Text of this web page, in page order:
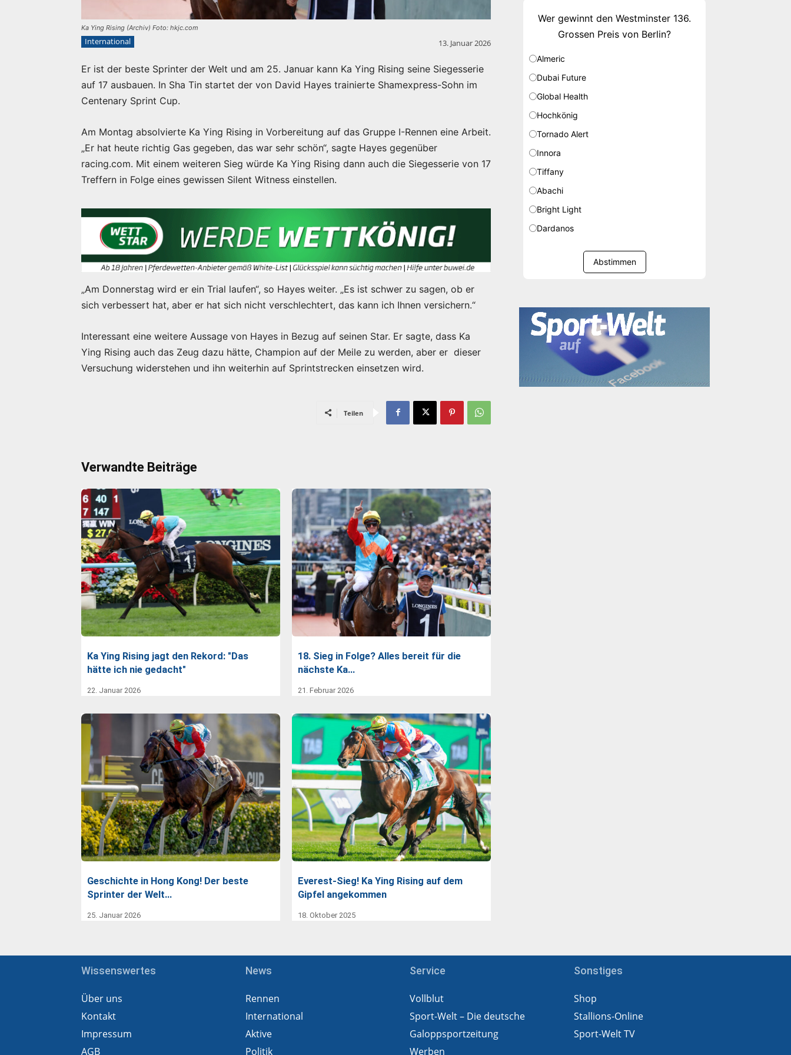
Ka Ying Rising (Archiv) Foto: hkjc.com
International 13. Januar 2026
Er ist der beste Sprinter der Welt und am 25. Januar kann Ka Ying Rising seine Siegesserie
auf 17 ausbauen. In Sha Tin startet der von David Hayes trainierte Shamexpress-Sohn im
Centenary Sprint Cup.
Am Montag absolvierte Ka Ying Rising in Vorbereitung auf das Gruppe I-Rennen eine Arbeit.
„Er hat heute richtig Gas gegeben, das war sehr schön“, sagte Hayes gegenüber
racing.com. Mit einem weiteren Sieg würde Ka Ying Rising dann auch die Siegesserie von 17
Treffern in Folge eines gewissen Silent Witness einstellen.
„Am Donnerstag wird er ein Trial laufen“, so Hayes weiter. „Es ist schwer zu sagen, ob er
sich verbessert hat, aber er hat sich nicht verschlechtert, das kann ich Ihnen versichern.“
Interessant eine weitere Aussage von Hayes in Bezug auf seinen Star. Er sagte, dass Ka
Ying Rising auch das Zeug dazu hätte, Champion auf der Meile zu werden, aber er dieser
Versuchung widerstehen und ihn weiterhin auf Sprintstrecken einsetzen wird.
Teilen
Verwandte Beiträge
Ka Ying Rising jagt den Rekord: "Das
hätte ich nie gedacht"
22. Januar 2026
18. Sieg in Folge? Alles bereit für die
nächste Ka…
21. Februar 2026
Geschichte in Hong Kong! Der beste
Sprinter der Welt…
25. Januar 2026
Everest-Sieg! Ka Ying Rising auf dem
Gipfel angekommen
18. Oktober 2025
Wer gewinnt den Westminster 136.
Grossen Preis von Berlin?
Almeric
Dubai Future
Global Health
Hochkönig
Tornado Alert
Innora
Tiffany
Abachi
Bright Light
Dardanos
Abstimmen
Wissenswertes
Über uns
Kontakt
Impressum
AGB
News
Rennen
International
Aktive
Politik
Service
Vollblut
Sport-Welt – Die deutsche
Galoppsportzeitung
Werben
Sonstiges
Shop
Stallions-Online
Sport-Welt TV